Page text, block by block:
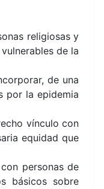
religiosas y
de la
de una
por la epidemia
vínculo con
equidad que
personas de
básicos sobre